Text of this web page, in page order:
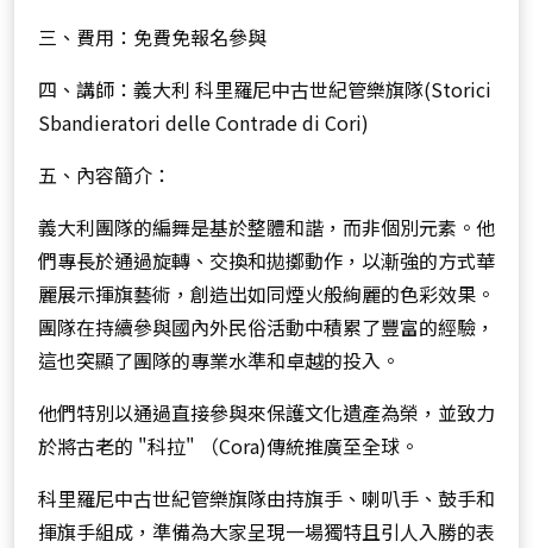
三、費用：免費免報名參與
四、講師：義大利 科里羅尼中古世紀管樂旗隊(Storici
Sbandieratori delle Contrade di Cori)
五、內容簡介：
義大利團隊的編舞是基於整體和諧，而非個別元素。他
們專長於通過旋轉、交換和拋擲動作，以漸強的方式華
麗展示揮旗藝術，創造出如同煙火般絢麗的色彩效果。
團隊在持續參與國內外民俗活動中積累了豐富的經驗，
這也突顯了團隊的專業水準和卓越的投入。
他們特別以通過直接參與來保護文化遺產為榮，並致力
於將古老的 "科拉" （Cora)傳統推廣至全球。
科里羅尼中古世紀管樂旗隊由持旗手、喇叭手、鼓手和
揮旗手組成，準備為大家呈現一場獨特且引人入勝的表